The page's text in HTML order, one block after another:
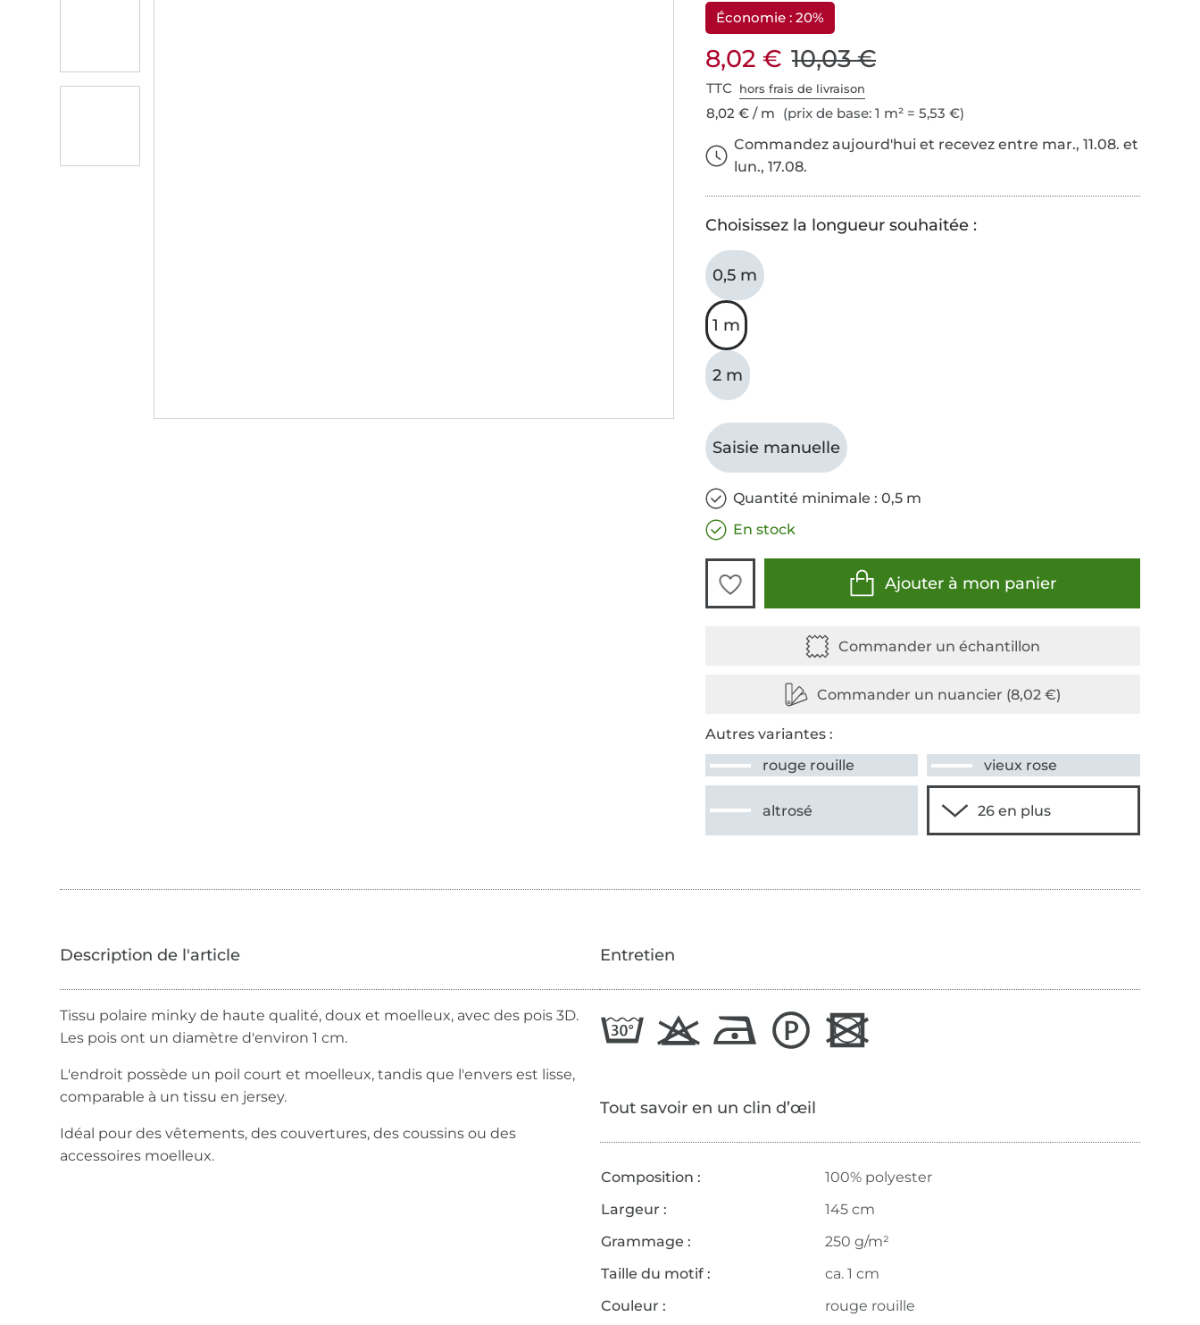
Économie : 20%
8,02 € 10,03 €
TTC hors frais de livraison
8,02 € / m (prix de base: 1 m² = 5,53 €)
Commandez aujourd'hui et recevez entre mar., 11.08. et
lun., 17.08.
Choisissez la longueur souhaitée :
0,5 m
1 m
2 m
Saisie manuelle
Quantité minimale : 0,5 m
En stock
Ajouter à mon panier
Autres variantes :
rouge rouille
vieux rose
altrosé
Tissu polaire minky de haute qualité, doux et moelleux, avec des pois 3D.
Les pois ont un diamètre d'environ 1 cm.
L'endroit possède un poil court et moelleux, tandis que l'envers est lisse,
comparable à un tissu en jersey.
Idéal pour des vêtements, des couvertures, des coussins ou des
accessoires moelleux.
Entretien
Tout savoir en un clin d’œil
Composition :
100% polyester
Largeur :
145 cm
Grammage :
250 g/m²
Taille du motif :
ca. 1 cm
Couleur :
rouge rouille